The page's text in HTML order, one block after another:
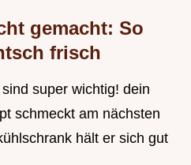
gemacht: So
frisch
super wichtig! dein
schmeckt am nächsten
hält er sich gut